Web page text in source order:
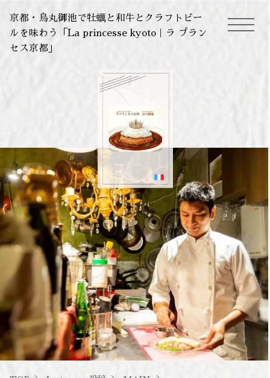
京都・烏丸御池で牡蠣と和牛とクラフトビー
ルを味わう「La princesse kyoto｜ラ プラン
セス京都」